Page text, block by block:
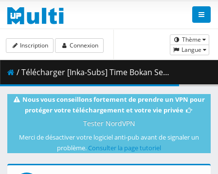
Thème
Langue
Inscription Connexion
/ Télécharger [Inka-Subs] Time Bokan Series - Gyakuten Ippatsuman 16.mkv.002 ( 444.49 MB )
Nous vous conseillons fortement de prendre un VPN pour
protéger votre téléchargement et votre vie privée
Tester NordVPN
Merci de désactiver votre logiciel anti-pub avant de signaler un
problème. Consulter la page tutoriel